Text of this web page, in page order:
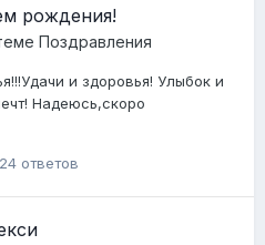
рождения!
Поздравления
и здоровья! Улыбок и
Надеюсь,скоро
24 ответов